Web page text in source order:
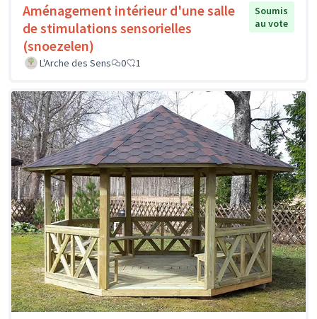
Aménagement intérieur d'une salle
de stimulations sensorielles
(snoezelen)
Soumis
au vote
L'Arche des Sens 0 1